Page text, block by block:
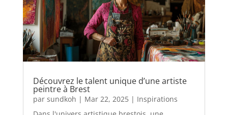
Découvrez le talent unique d’une artiste
peintre à Brest
par sundkoh | Mar 22, 2025| Inspirations